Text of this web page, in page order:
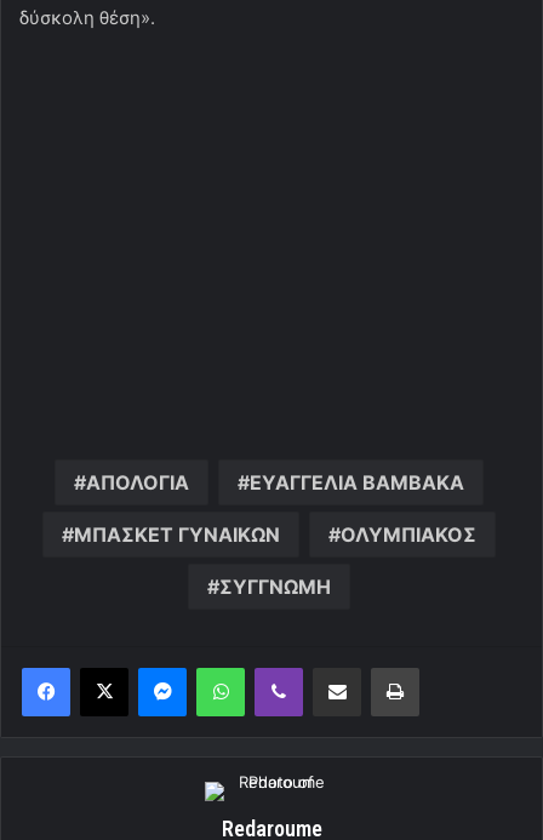
δύσκολη θέση».
ΑΠΟΛΟΓΙΑ ΕΥΑΓΓΕΛΙΑ ΒΑΜΒΑΚΑ
ΜΠΑΣΚΕΤ ΓΥΝΑΙΚΩΝ ΟΛΥΜΠΙΑΚΟΣ
ΣΥΓΓΝΩΜΗ
MessengerWhatsAppViber Κοινοποίηση μέσω ηλεκτρονικού ταχυδρομείουΕκτύπωση
Redaroume